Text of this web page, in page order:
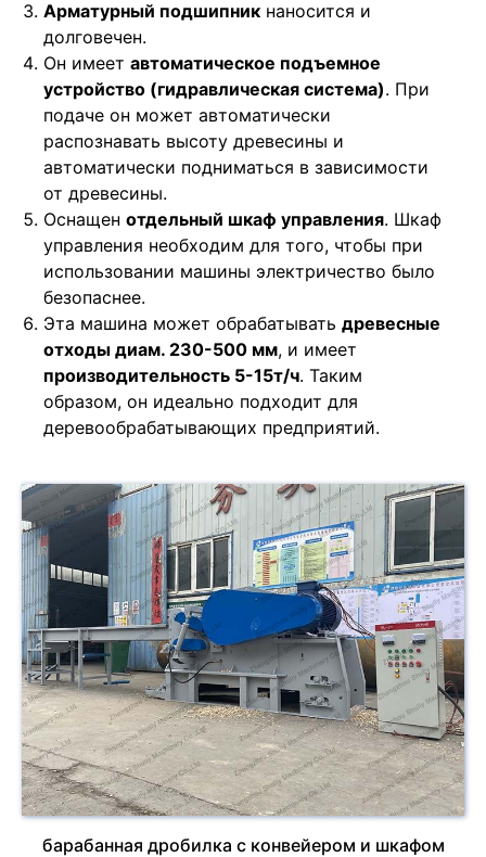
Арматурный подшипник наносится и
долговечен.
Он имеет автоматическое подъемное
устройство (гидравлическая система). При
подаче он может автоматически
распознавать высоту древесины и
автоматически подниматься в зависимости
от древесины.
Оснащен отдельный шкаф управления. Шкаф
управления необходим для того, чтобы при
использовании машины электричество было
безопаснее.
Эта машина может обрабатывать древесные
отходы диам. 230-500 мм, и имеет
производительность 5-15т/ч. Таким
образом, он идеально подходит для
деревообрабатывающих предприятий.
барабанная дробилка с конвейером и шкафом